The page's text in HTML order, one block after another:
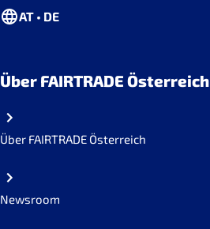
AT • DE
Über FAIRTRADE Österreich
Über FAIRTRADE Österreich
Newsroom